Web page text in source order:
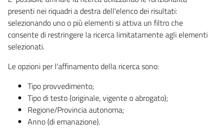
presenti nei riquadri a destra dell'elenco dei risultati:
selezionando uno o più elementi si attiva un filtro che
consente di restringere la ricerca limitatamente agli elementi
selezionati.
Le opzioni per l'affinamento della ricerca sono:
Tipo provvedimento;
Tipo di testo (originale, vigente o abrogato);
Regione/Provincia autonoma;
Anno (di emanazione).